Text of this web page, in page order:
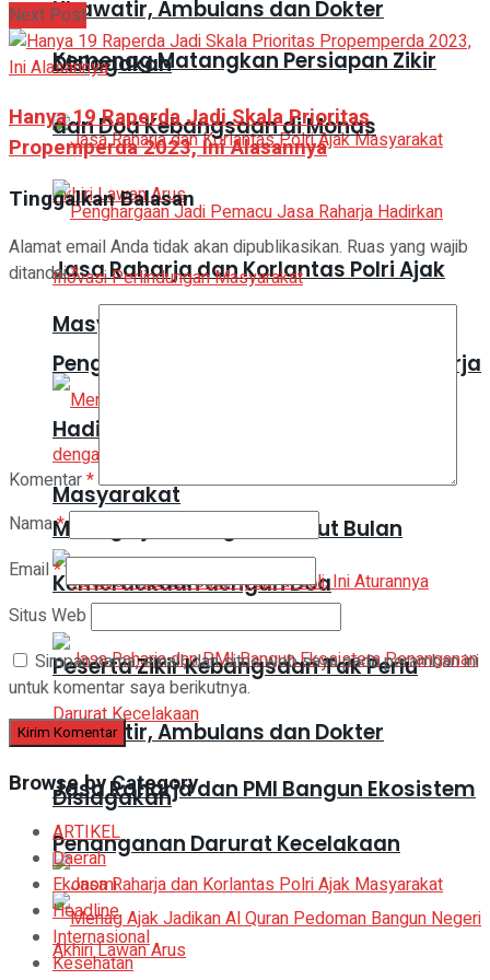
Khawatir, Ambulans dan Dokter
Disiagakan
Jasa Raharja dan Korlantas Polri Ajak
Masyarakat Akhiri Lawan Arus
Menag Ajak Warga Sambut Bulan
Kemerdekaan dengan Doa
Jasa Raharja dan PMI Bangun Ekosistem
Penanganan Darurat Kecelakaan
Kemenag Matangkan Persiapan Zikir
dan Doa Kebangsaan di Monas
Penghargaan Jadi Pemacu Jasa Raharja
Hadirkan Inovasi Perlindungan
Masyarakat
Peserta Zikir Kebangsaan Tak Perlu
Khawatir, Ambulans dan Dokter
Disiagakan
Next Post
Hanya 19 Raperda Jadi Skala Prioritas
Propemperda 2023, Ini Alasannya
Tinggalkan Balasan
Alamat email Anda tidak akan dipublikasikan. Ruas yang wajib
ditandai*
Komentar*
Nama*
Email*
Situs Web
Simpan nama, email, dan situs web saya pada peramban ini
untuk komentar saya berikutnya.
Browse by Category
ARTIKEL
Daerah
Ekonomi
Headline
Internasional
Kesehatan